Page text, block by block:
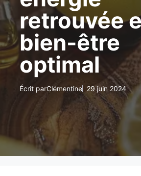
retrouvée
bien-être
optimal
Écrit parClémentine 29 juin 2024